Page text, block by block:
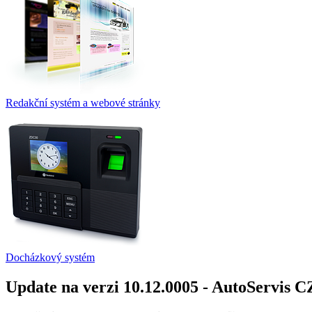
Redakční systém a webové stránky
Docházkový systém
Update na verzi 10.12.0005 - AutoServis